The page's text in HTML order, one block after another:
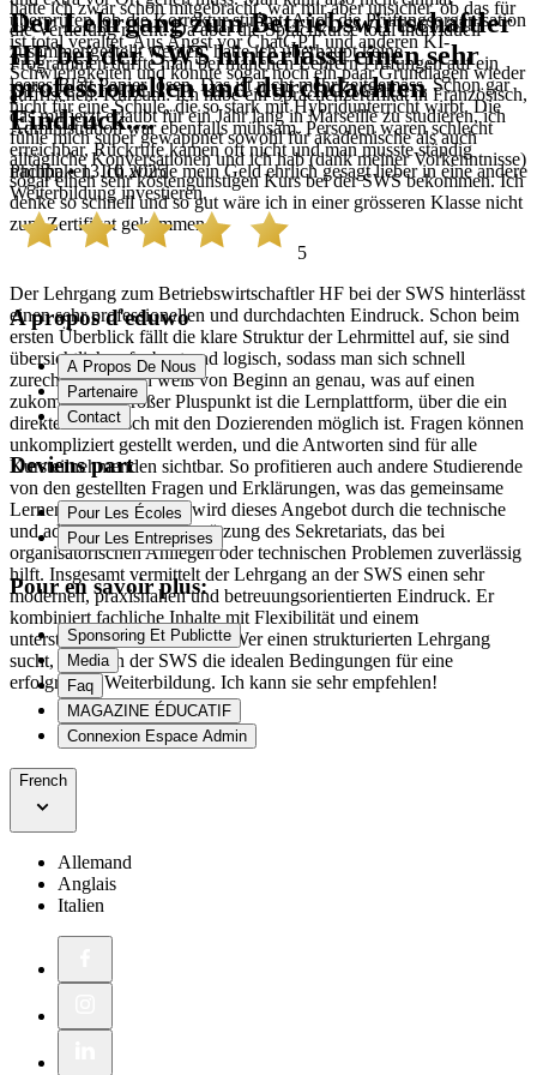
überprüfen, ob die Korrektur stimmt. Auch die Prüfungsorganisation
ist total veraltet. Aus Angst vor ChatGPT und anderen KI-
Programmen durfte man bei manchen Lehrern Prüfungen auf ein
leeres Blatt Papier lösen. Das ist nicht mehr zeitgemäss. Schon gar
nicht für eine Schule, die so stark mit Hybridunterricht wirbt. Die
Administration war ebenfalls mühsam. Personen waren schlecht
erreichbar, Rückrufe kamen oft nicht und man musste ständig
nachhaken. Ich würde mein Geld ehrlich gesagt lieber in eine andere
Weiterbildung investieren.
hatte ich zwar schon mitgebracht, war mir aber unsicher, ob das für
die Vertiefung reicht. Da aber die Sprachkurse total individuell
zusammengestellt werden, hatte ich überhaupt keine
Schwierigkeiten und konnte sogar noch ein paar Grundlagen wieder
auffrischen. Kurzum: Ich habe ein Sprachenzertifikat in Französisch,
das mir jetzt erlaubt für ein Jahr lang in Marseille zu studieren, ich
fühle mich super gewappnet sowohl für akademische als auch
alltägliche Konversationen und ich hab (dank meiner Vorkenntnisse)
sogar einen sehr kostengünstigen Kurs bei der SWS bekommen. Ich
denke so schnell und so gut wäre ich in einer grösseren Klasse nicht
zum Zertifikat gekommen.
Der Lehrgang zum Betriebswirtschaftler
HF bei der SWS hinterlässt einen sehr
professionellen und durchdachten
Eindruck....
Philipp • 13.10.2025
5
Der Lehrgang zum Betriebswirtschaftler HF bei der SWS hinterlässt
einen sehr professionellen und durchdachten Eindruck. Schon beim
ersten Überblick fällt die klare Struktur der Lehrmittel auf, sie sind
übersichtlich aufgebaut und logisch, sodass man sich schnell
zurechtfindet. Man weiß von Beginn an genau, was auf einen
zukommt. Ein großer Pluspunkt ist die Lernplattform, über die ein
direkter Austausch mit den Dozierenden möglich ist. Fragen können
unkompliziert gestellt werden, und die Antworten sind für alle
Kursteilnehmenden sichtbar. So profitieren auch andere Studierende
von den gestellten Fragen und Erklärungen, was das gemeinsame
Lernen fördert. Ergänzt wird dieses Angebot durch die technische
und administrative Unterstützung des Sekretariats, das bei
organisatorischen Anliegen oder technischen Problemen zuverlässig
hilft. Insgesamt vermittelt der Lehrgang an der SWS einen sehr
modernen, praxisnahen und betreuungsorientierten Eindruck. Er
kombiniert fachliche Inhalte mit Flexibilität und einem
unterstützenden Lernumfeld. Wer einen strukturierten Lehrgang
sucht, findet an der SWS die idealen Bedingungen für eine
erfolgreiche Weiterbildung. Ich kann sie sehr empfehlen!
A propos d'eduwo
A Propos De Nous
Partenaire
Contact
Deviens part
Pour Les Écoles
Pour Les Entreprises
Pour en savoir plus:
Sponsoring Et Publictte
Media
Faq
MAGAZINE ÉDUCATIF
Connexion Espace Admin
French
Allemand
Anglais
Italien